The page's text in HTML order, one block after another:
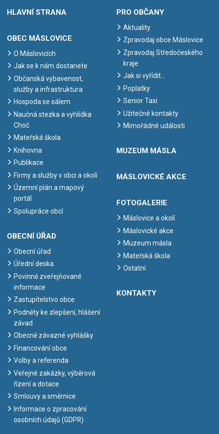
HLAVNÍ STRANA
OBEC MÁSLOVICE
O Máslovicích
Jak se k nám dostanete
Občanská vybavenost,
služby a infrastruktura
Hospoda se sálem
Naučná stezka a vyhlídka
Choč
Mateřská škola
Knihovna
Publikace
Firmy a služby v obci a okolí
Územní plán a mapový
portál
Spolupráce obcí
OBECNÍ ÚŘAD
Obecní úřad
Úřední deska
Povinně zveřejňované
informace
Zastupitelstvo obce
Podněty ke zlepšení, hlášení
závad
Obecně závazné vyhlášky
Financování obce
Volby a referenda
Veřejné zakázky, výběrová
řízení a dotace
Smlouvy a směrnice
Informace o zpracování
osobních údajů (GDPR)
PRO OBČANY
Aktuality
Zpravodaj obce Máslovice
Zpravodaj Středočeského
kraje
Jak si vyřídit…
Poplatky
Senior Taxi
Užitečné kontakty
Mimořádné události
MUZEUM MÁSLA
MÁSLOVICKÉ AKCE
FOTOGALERIE
Máslovice a okolí
Máslovické akce
Muzeum másla
Mateřská škola
Ostatní
KONTAKTY